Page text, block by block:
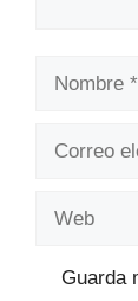
Nombre
Correo
Web
Guarda